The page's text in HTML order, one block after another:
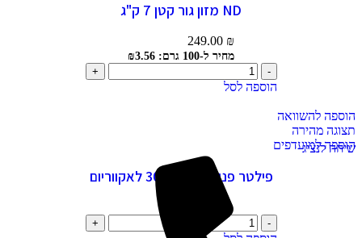
ND מזון גור קטן 7 ק"ג
249.00 ₪
מחיר ל-100 גרם: ₪3.56
הוספה לסל
הוספה להשוואה
תצוגה מהירה
הוספה למועדפים
פילטר פנימי אטמן 301 לאקווריום
שיחה לנציג